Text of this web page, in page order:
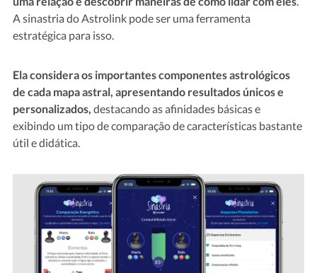
A sinastria do Astrolink pode ser uma ferramenta
estratégica para isso.
Ela considera os importantes componentes astrológicos
de cada mapa astral, apresentando resultados únicos e
personalizados, destacando as afinidades básicas e
exibindo um tipo de comparação de características bastante
útil e didática.